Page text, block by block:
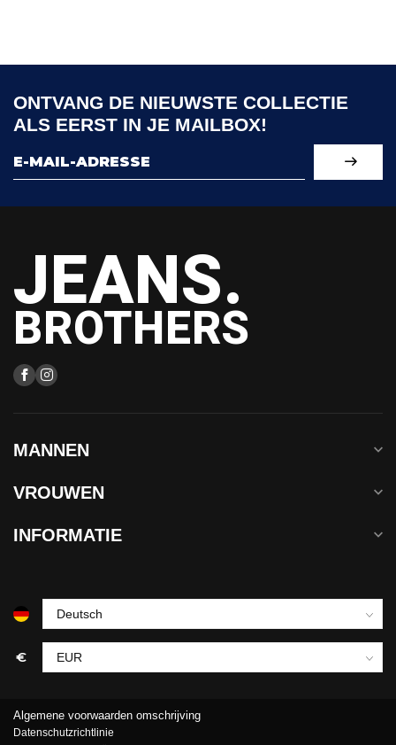
ONTVANG DE NIEUWSTE COLLECTIE
ALS EERST IN JE MAILBOX!
JEANS.
BROTHERS
MANNEN
VROUWEN
INFORMATIE
€
Algemene voorwaarden omschrijving
Datenschutzrichtlinie